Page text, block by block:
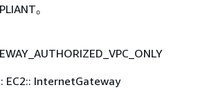
。
EC2:: InternetGateway